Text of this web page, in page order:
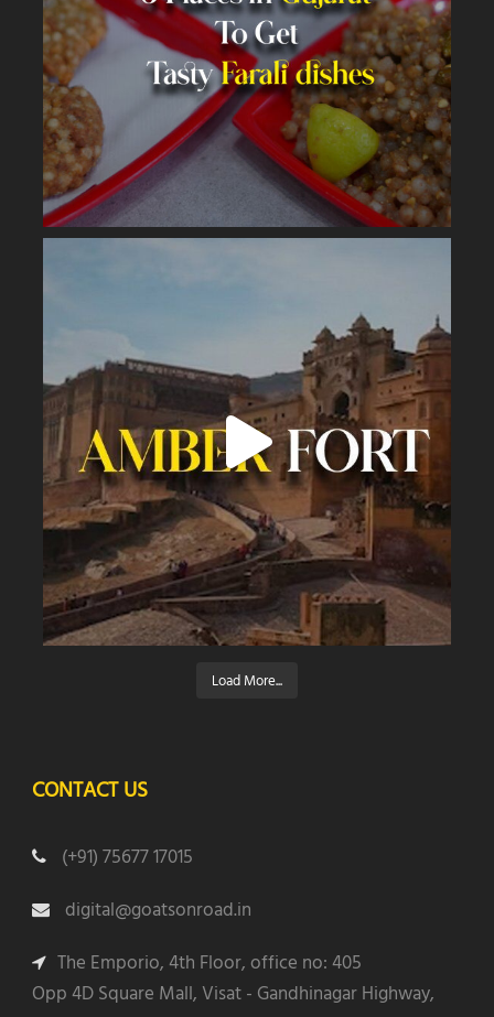
Load More...
CONTACT US
(+91) 75677 17015
digital@goatsonroad.in
The Emporio, 4th Floor, office no: 405
Opp 4D Square Mall, Visat - Gandhinagar Highway,